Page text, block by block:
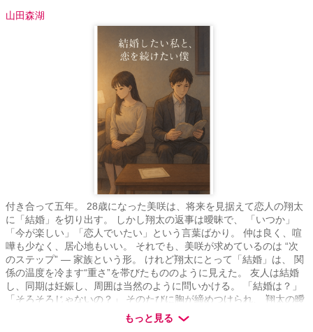
山田森湖
付き合って五年。 28歳になった美咲は、将来を見据えて恋人の翔太
に「結婚」を切り出す。 しかし翔太の返事は曖昧で、 「いつか」
「今が楽しい」「恋人でいたい」という言葉ばかり。 仲は良く、喧
嘩も少なく、居心地もいい。 それでも、美咲が求めているのは “次
のステップ” ― 家族という形。 けれど翔太にとって「結婚」は、 関
係の温度を冷ます“重さ”を帯びたもののように見えた。 友人は結婚
し、同期は妊娠し、周囲は当然のように問いかける。 「結婚は？」
「そろそろじゃないの？」 そのたびに胸が締めつけられ、 翔太の曖
昧さがより浮かび上がる。 愛している。 一緒にいたい。 でも――
このまま“恋人”のままで、時間だけが過ぎていくのだろうか。 五年
もっと見る